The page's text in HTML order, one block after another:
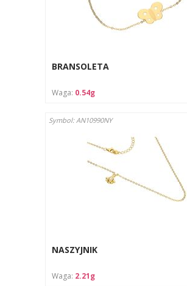
BRANSOLETA
Waga: 0.54g
Symbol: AN10990NY
NASZYJNIK
Waga: 2.21g